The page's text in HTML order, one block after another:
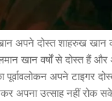
अपने दोस्त शाहरुख
खान वर्षों से दोस्त हैं
अपने टाइगर
अपना उत्साह नहीं रोक